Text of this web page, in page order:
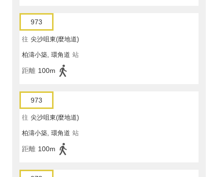
973
往 尖沙咀東(麼地道)
柏濤小築, 環角道 站
距離 100m
973
往 尖沙咀東(麼地道)
柏濤小築, 環角道 站
距離 100m